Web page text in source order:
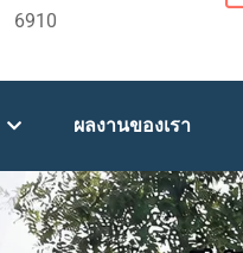
6910
ผลงานของเรา